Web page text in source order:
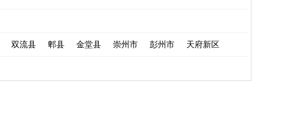
双流县 郫县 金堂县 崇州市 彭州市 天府新区